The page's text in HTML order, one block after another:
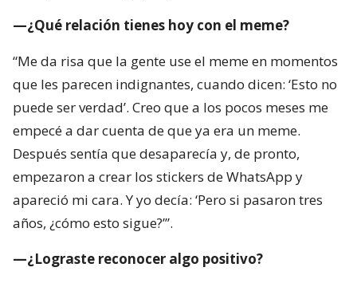
—¿Qué relación tienes hoy con el meme?
“Me da risa que la gente use el meme en momentos
que les parecen indignantes, cuando dicen: ‘Esto no
puede ser verdad’. Creo que a los pocos meses me
empecé a dar cuenta de que ya era un meme.
Después sentía que desaparecía y, de pronto,
empezaron a crear los stickers de WhatsApp y
apareció mi cara. Y yo decía: ‘Pero si pasaron tres
años, ¿cómo esto sigue?’”.
—¿Lograste reconocer algo positivo?